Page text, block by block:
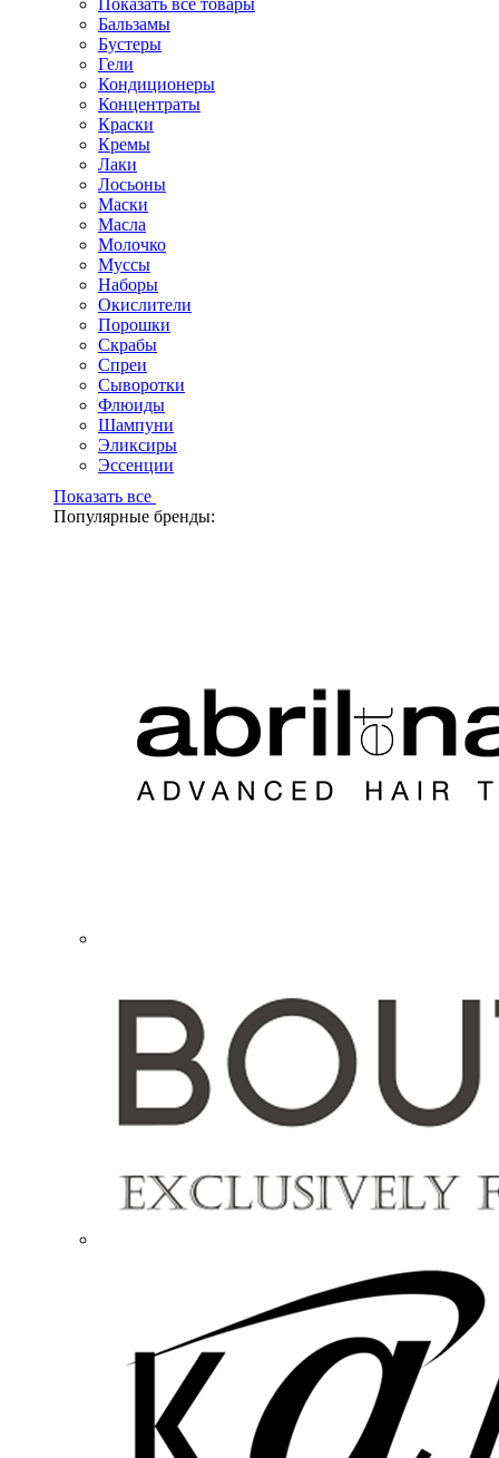
Показать все товары
Бальзамы
Бустеры
Гели
Кондиционеры
Концентраты
Краски
Кремы
Лаки
Лосьоны
Маски
Масла
Молочко
Муссы
Наборы
Окислители
Порошки
Скрабы
Спреи
Сыворотки
Флюиды
Шампуни
Эликсиры
Эссенции
Показать все
Популярные бренды: